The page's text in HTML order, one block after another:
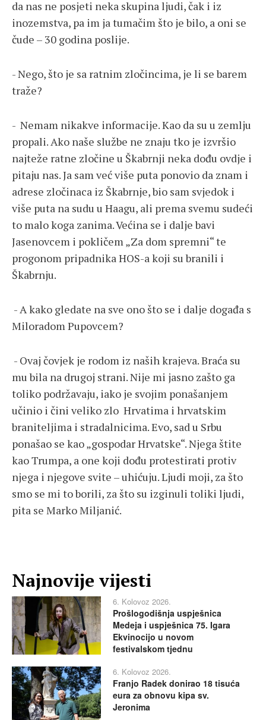
da nas ne posjeti neka skupina ljudi, čak i iz
inozemstva, pa im ja tumačim što je bilo, a oni se
čude – 30 godina poslije.
- Nego, što je sa ratnim zločincima, je li se barem
traže?
- Nemam nikakve informacije. Kao da su u zemlju
propali. Ako naše službe ne znaju tko je izvršio
najteže ratne zločine u Škabrnji neka dođu ovdje i
pitaju nas. Ja sam već više puta ponovio da znam i
adrese zločinaca iz Škabrnje, bio sam svjedok i
više puta na sudu u Haagu, ali prema svemu sudeći
to malo koga zanima. Većina se i dalje bavi
Jasenovcem i pokličem „Za dom spremni“ te
progonom pripadnika HOS-a koji su branili i
Škabrnju.
- A kako gledate na sve ono što se i dalje događa s
Miloradom Pupovcem?
- Ovaj čovjek je rodom iz naših krajeva. Braća su
mu bila na drugoj strani. Nije mi jasno zašto ga
toliko podržavaju, iako je svojim ponašanjem
učinio i čini veliko zlo Hrvatima i hrvatskim
braniteljima i stradalnicima. Evo, sad u Srbu
ponašao se kao „gospodar Hrvatske“. Njega štite
kao Trumpa, a one koji dođu protestirati protiv
njega i njegove svite – uhićuju. Ljudi moji, za što
smo se mi to borili, za što su izginuli toliki ljudi,
pita se Marko Miljanić.
Najnovije vijesti
6. Kolovoz 2026.
Prošlogodišnja uspješnica
Medeja i uspješnica 75. Igara
Ekvinocijo u novom
festivalskom tjednu
6. Kolovoz 2026.
Franjo Radek donirao 18 tisuća
eura za obnovu kipa sv.
Jeronima